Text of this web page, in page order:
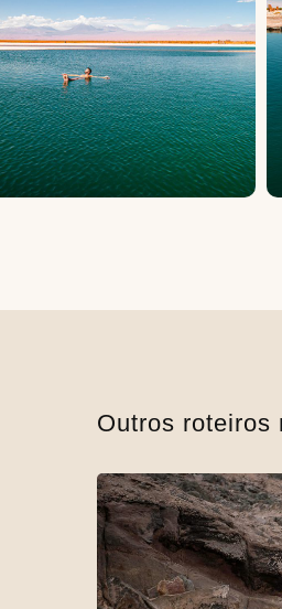
Outros roteiros